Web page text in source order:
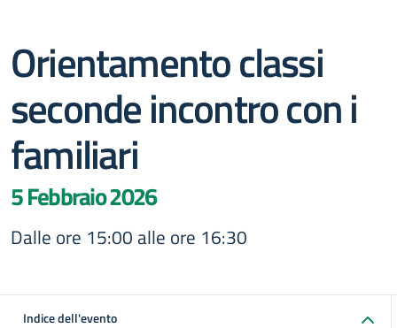
Orientamento classi
seconde incontro con i
familiari
5 Febbraio 2026
Dalle ore 15:00 alle ore 16:30
Indice dell'evento